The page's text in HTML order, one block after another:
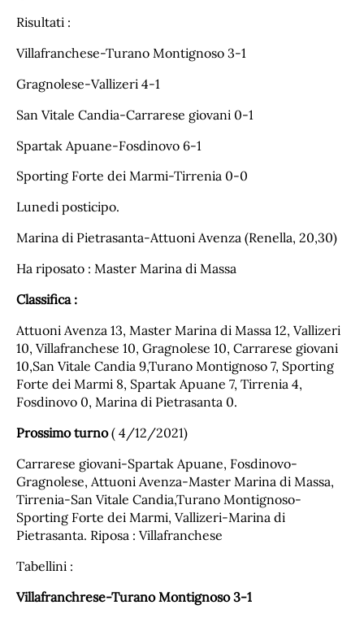
Risultati :
Villafranchese-Turano Montignoso 3-1
Gragnolese-Vallizeri 4-1
San Vitale Candia-Carrarese giovani 0-1
Spartak Apuane-Fosdinovo 6-1
Sporting Forte dei Marmi-Tirrenia 0-0
Lunedi posticipo.
Marina di Pietrasanta-Attuoni Avenza (Renella, 20,30)
Ha riposato : Master Marina di Massa
Classifica :
Attuoni Avenza 13, Master Marina di Massa 12, Vallizeri
10, Villafranchese 10, Gragnolese 10, Carrarese giovani
10,San Vitale Candia 9,Turano Montignoso 7, Sporting
Forte dei Marmi 8, Spartak Apuane 7, Tirrenia 4,
Fosdinovo 0, Marina di Pietrasanta 0.
Prossimo turno( 4/12/2021)
Carrarese giovani-Spartak Apuane, Fosdinovo-
Gragnolese, Attuoni Avenza-Master Marina di Massa,
Tirrenia-San Vitale Candia,Turano Montignoso-
Sporting Forte dei Marmi, Vallizeri-Marina di
Pietrasanta. Riposa : Villafranchese
Tabellini :
Villafranchrese-Turano Montignoso 3-1